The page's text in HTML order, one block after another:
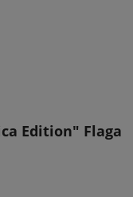
Edition" Flaga